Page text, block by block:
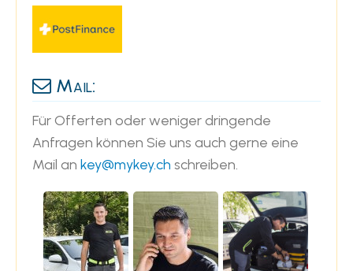
Mail:
Für Offerten oder weniger dringende
Anfragen können Sie uns auch gerne eine
Mail an key@mykey.ch schreiben.